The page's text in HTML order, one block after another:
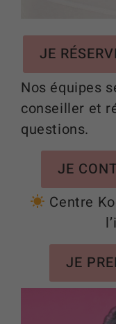
JE
Nos équipes
conseiller et
questions.
JE
Centre
JE